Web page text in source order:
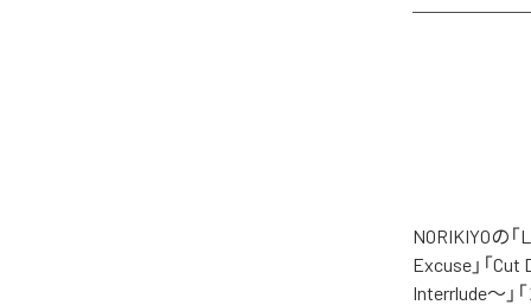
NORIKIYOの
Excuse」「Cut
Interrlude～」